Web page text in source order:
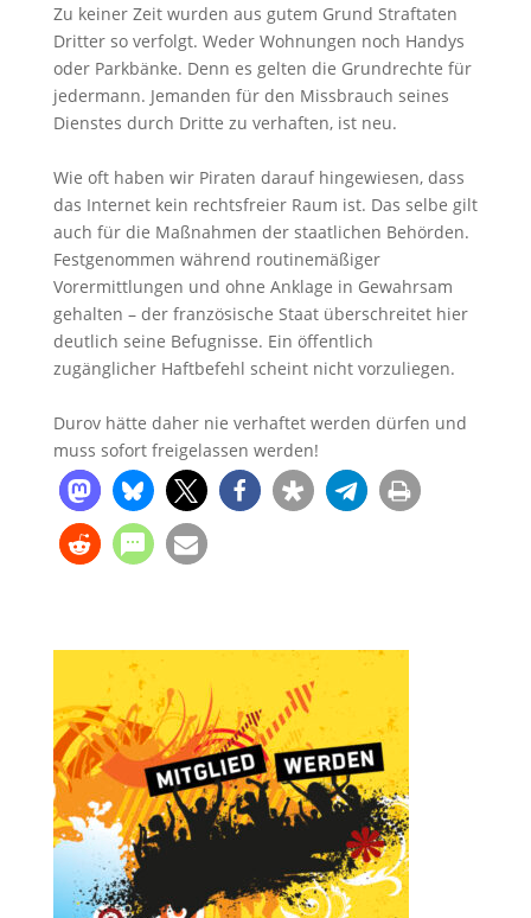
Zu keiner Zeit wurden aus gutem Grund Straftaten
Dritter so verfolgt. Weder Wohnungen noch Handys
oder Parkbänke. Denn es gelten die Grundrechte für
jedermann. Jemanden für den Missbrauch seines
Dienstes durch Dritte zu verhaften, ist neu.
Wie oft haben wir Piraten darauf hingewiesen, dass
das Internet kein rechtsfreier Raum ist. Das selbe gilt
auch für die Maßnahmen der staatlichen Behörden.
Festgenommen während routinemäßiger
Vorermittlungen und ohne Anklage in Gewahrsam
gehalten – der französische Staat überschreitet hier
deutlich seine Befugnisse. Ein öffentlich
zugänglicher Haftbefehl scheint nicht vorzuliegen.
Durov hätte daher nie verhaftet werden dürfen und
muss sofort freigelassen werden!